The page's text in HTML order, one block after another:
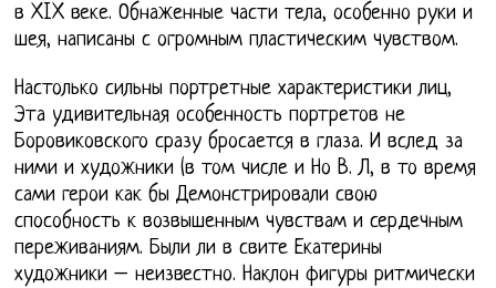
в XIX веке. Обнаженные части тела, особенно руки и
шея, написаны с огромным пластическим чувством.
Настолько сильны портретные характеристики лиц,
Эта удивительная особенность портретов не
Боровиковского сразу бросается в глаза. И вслед за
ними и художники (в том числе и Но В. Л, в то время
сами герои как бы Демонстрировали свою
способность к возвышенным чувствам и сердечным
переживаниям. Были ли в свите Екатерины
художники – неизвестно. Наклон фигуры ритмически